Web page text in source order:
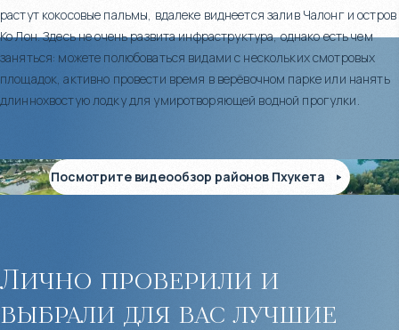
растут кокосовые пальмы, вдалеке виднеется залив Чалонг и остров
Ко Лон. Здесь не очень развита инфраструктура, однако есть чем
заняться: можете полюбоваться видами с нескольких смотровых
площадок, активно провести время в верёвочном парке или нанять
длиннохвостую лодку для умиротворяющей водной прогулки.
Посмотрите видеообзор районов Пхукета
Лично проверили и
выбрали для вас лучшие